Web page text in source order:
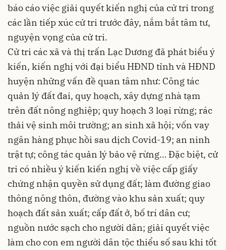
báo cáo việc giải quyết kiến nghị của cử tri trong
các lần tiếp xúc cử tri trước đây, nắm bắt tâm tư,
nguyện vọng của cử tri.
Cử tri các xã và thị trấn Lạc Dương đã phát biểu ý
kiến, kiến nghị với đại biểu HĐND tỉnh và HĐND
huyện những vấn đề quan tâm như: Công tác
quản lý đất đai, quy hoạch, xây dựng nhà tạm
trên đất nông nghiệp; quy hoạch 3 loại rừng; rác
thải vệ sinh môi trường; an sinh xã hội; vốn vay
ngân hàng phục hồi sau dịch Covid-19; an ninh
trật tự; công tác quản lý bảo vệ rừng… Đặc biệt, cử
tri có nhiều ý kiến kiến nghị về việc cấp giấy
chứng nhận quyền sử dụng đất; làm đường giao
thông nông thôn, đường vào khu sản xuất; quy
hoạch đất sản xuất; cấp đất ở, bố trí dân cư;
nguồn nước sạch cho người dân; giải quyết việc
làm cho con em người dân tộc thiểu số sau khi tốt